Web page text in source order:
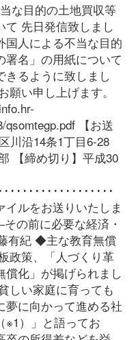
な目的の土地買収等
て 先日発信致しまし
国人による不当な目的
名」の用紙について
きるように致しまし
い申し上げます。
qsomtegp.pdf 【お送
川沿14条1丁目6-28
【締め切り】平成30
･････････････････
ルをお送りいたしま
の前に必要な経済・
有紀 ◆主な教育無償
政策、「人づくり革
化」が掲げられまし
しい家庭に育っても
夢に向かって進める社
※1）」と語ってお